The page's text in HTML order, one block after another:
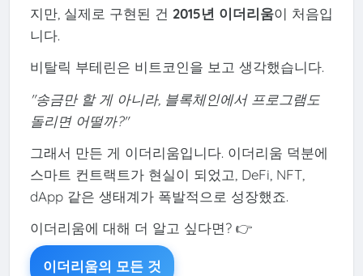
지만, 실제로 구현된 건 2015년 이더리움이 처음입
니다.
비탈릭 부테린은 비트코인을 보고 생각했습니다.
"송금만 할 게 아니라, 블록체인에서 프로그램도
돌리면 어떨까?"
그래서 만든 게 이더리움입니다. 이더리움 덕분에
스마트 컨트랙트가 현실이 되었고, DeFi, NFT,
dApp 같은 생태계가 폭발적으로 성장했죠.
이더리움에 대해 더 알고 싶다면? 👉
이더리움의 모든 것